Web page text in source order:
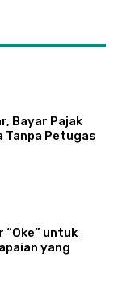
Bayar Pajak
Tanpa Petugas
“Oke” untuk
yang